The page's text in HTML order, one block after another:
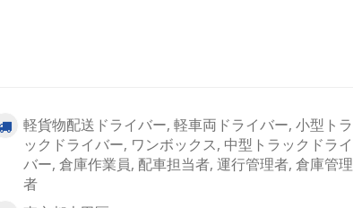
軽貨物配送ドライバー, 軽車両ドライバー, 小型トラ
ックドライバー, ワンボックス, 中型トラックドライ
バー, 倉庫作業員, 配車担当者, 運行管理者, 倉庫管理
者